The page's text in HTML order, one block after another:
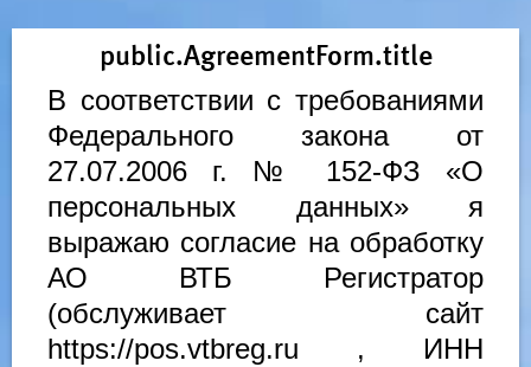
public.AgreementForm.title
В соответствии с требованиями
Федерального закона от
27.07.2006 г. № 152-ФЗ «О
персональных данных» я
выражаю согласие на обработку
АО ВТБ Регистратор
(обслуживает сайт
https://pos.vtbreg.ru , ИНН